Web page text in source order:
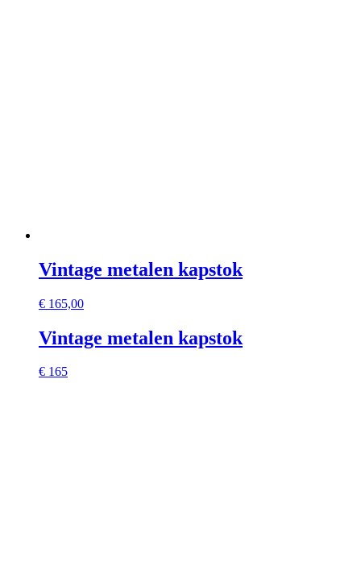
Vintage metalen kapstok
€ 165,00
Vintage metalen kapstok
€ 165